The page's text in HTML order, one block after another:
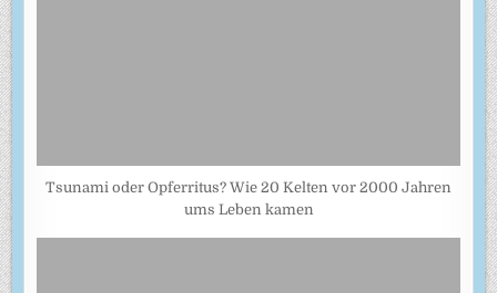
Tsunami oder Opferritus? Wie 20 Kelten vor 2000 Jahren
ums Leben kamen